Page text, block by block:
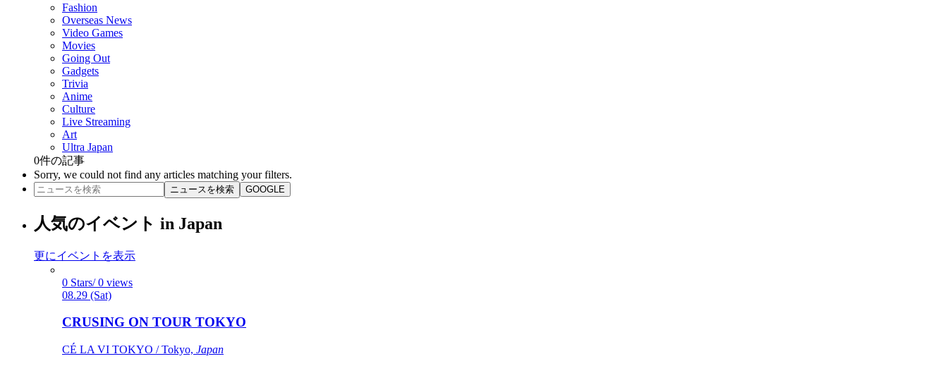
Fashion
Overseas News
Video Games
Movies
Going Out
Gadgets
Trivia
Anime
Culture
Live Streaming
Art
Ultra Japan
0件の記事
Sorry, we could not find any articles matching your filters.
ニュースを検索 GOOGLE
人気のイベント in Japan
更にイベントを表示
0 Stars/ 0 views
08.29 (Sat)
CRUSING ON TOUR TOKYO
CÉ LA VI TOKYO / Tokyo, Japan